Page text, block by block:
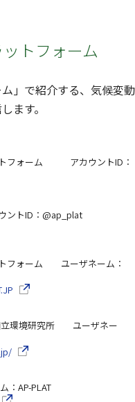
トフォーム
」で紹介する、気候変動
ます。
トフォーム アカウントID：
ドウで開きます）
トID：@ap_plat
で開きます）
トフォーム ユーザネーム：
（別ウインドウで開きます）
立環境研究所 ユーザネー
（別ウインドウで開きます）
：AP-PLAT